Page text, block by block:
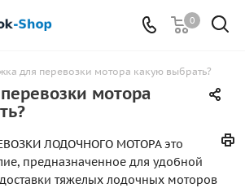
0
для перевозки мотора какую выбрать?
мотора
ЛОДОЧНОГО МОТОРА это
предназначенное для удобной
тяжелых лодочных моторов